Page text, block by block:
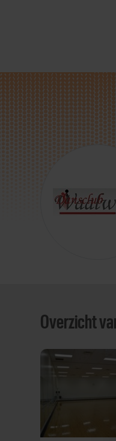
Direct
door
Overzicht